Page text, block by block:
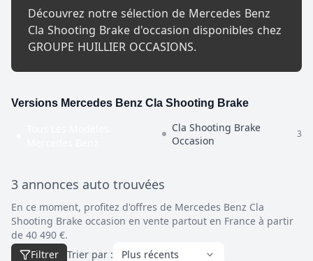
Découvrez notre sélection de Mercedes Benz
Cla Shooting Brake d'occasion disponibles chez
GROUPE HUILLIER OCCASIONS.
Versions Mercedes Benz Cla Shooting Brake
Cla Shooting Brake
Occasion
3
3 annonces auto trouvées
En ce moment, profitez d'offres de Mercedes Benz Cla
Shooting Brake occasion en vente partout en France à partir
de 40 490 €.
Filtrer
Trier par :